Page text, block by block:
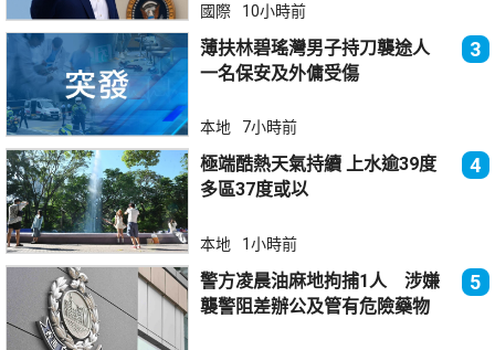
國際 10小時前
薄扶林碧瑤灣男子持刀襲途人
一名保安及外傭受傷
3
本地 7小時前
極端酷熱天氣持續 上水逾39度
多區37度或以
4
本地 1小時前
警方凌晨油麻地拘捕1人 涉嫌
襲警阻差辦公及管有危險藥物
5